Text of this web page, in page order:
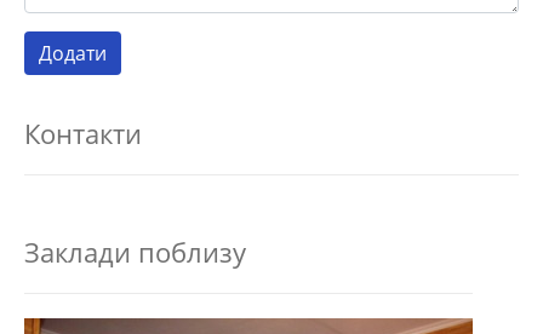
Контакти
Заклади поблизу